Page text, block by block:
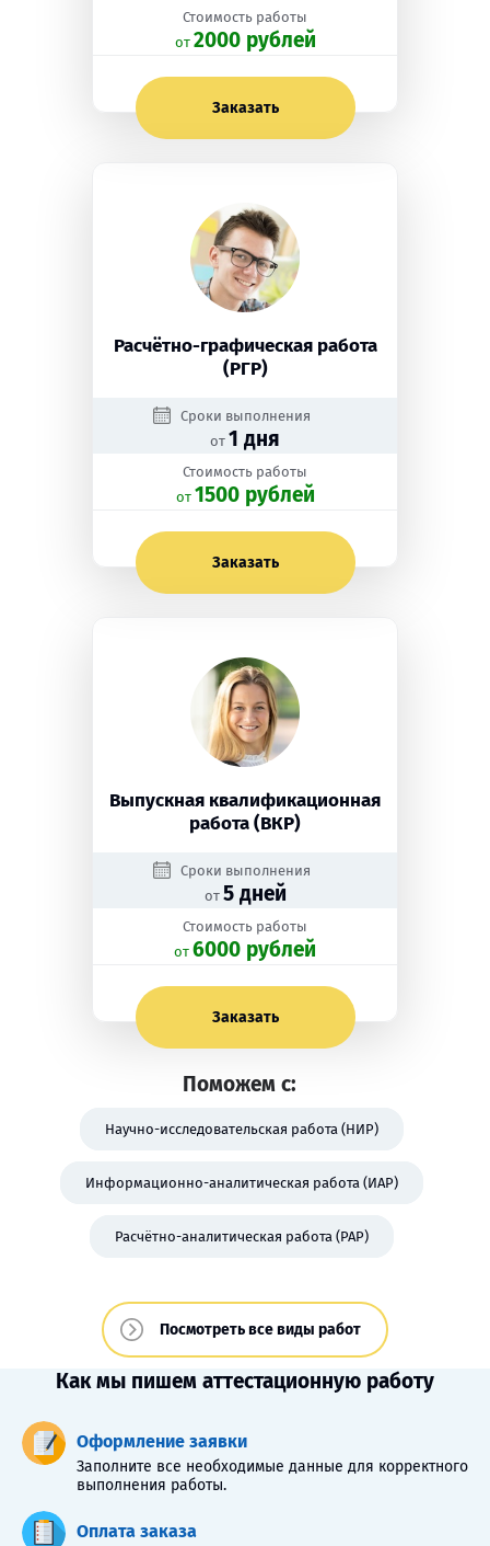
Стоимость работы
oт 2000 рублей
Заказать
Расчётно-графическая работа
(РГР)
Сроки выполнения
от 1 дня
Стоимость работы
oт 1500 рублей
Заказать
Выпускная квалификационная
работа (ВКР)
Сроки выполнения
от 5 дней
Стоимость работы
oт 6000 рублей
Заказать
Поможем с:
Научно-исследовательская работа (НИР)
Информационно-аналитическая работа (ИАР)
Расчётно-аналитическая работа (РАР)
Посмотреть все виды работ
Как мы пишем аттестационную работу
Оформление заявки
Заполните все необходимые данные для корректного
выполнения работы.
Оплата заказа